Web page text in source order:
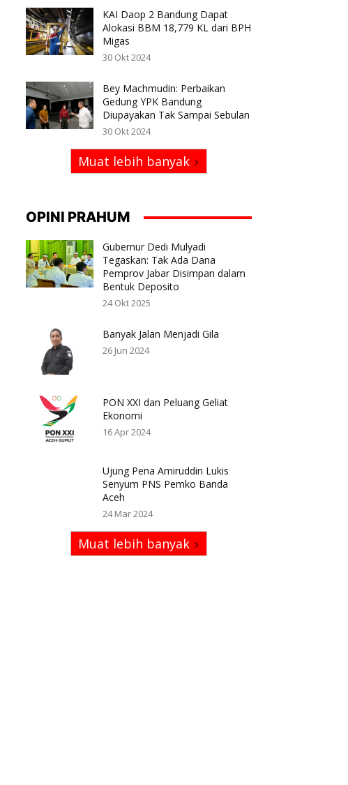
KAI Daop 2 Bandung Dapat
Alokasi BBM 18,779 KL dari BPH
Migas
30 Okt 2024
Bey Machmudin: Perbaikan
Gedung YPK Bandung
Diupayakan Tak Sampai Sebulan
30 Okt 2024
Muat lebih banyak
OPINI PRAHUM
Gubernur Dedi Mulyadi
Tegaskan: Tak Ada Dana
Pemprov Jabar Disimpan dalam
Bentuk Deposito
24 Okt 2025
Banyak Jalan Menjadi Gila
26 Jun 2024
PON XXI dan Peluang Geliat
Ekonomi
16 Apr 2024
Ujung Pena Amiruddin Lukis
Senyum PNS Pemko Banda
Aceh
24 Mar 2024
Muat lebih banyak